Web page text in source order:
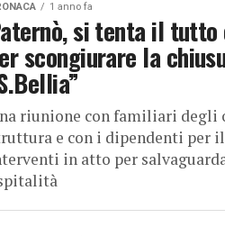
1 anno fa
si tenta il
scongiurare la
riunione con familiari degli
e con i dipendenti per
in atto per